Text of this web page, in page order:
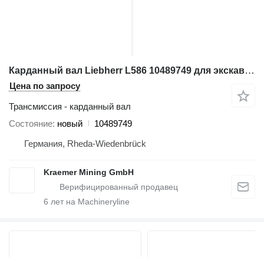
Карданный вал Liebherr L586 10489749 для экскаватора
Цена по запросу
Трансмиссия - карданный вал
Состояние новый
10489749
Германия, Rheda-Wiedenbrück
Kraemer Mining GmbH
6 лет на Machineryline